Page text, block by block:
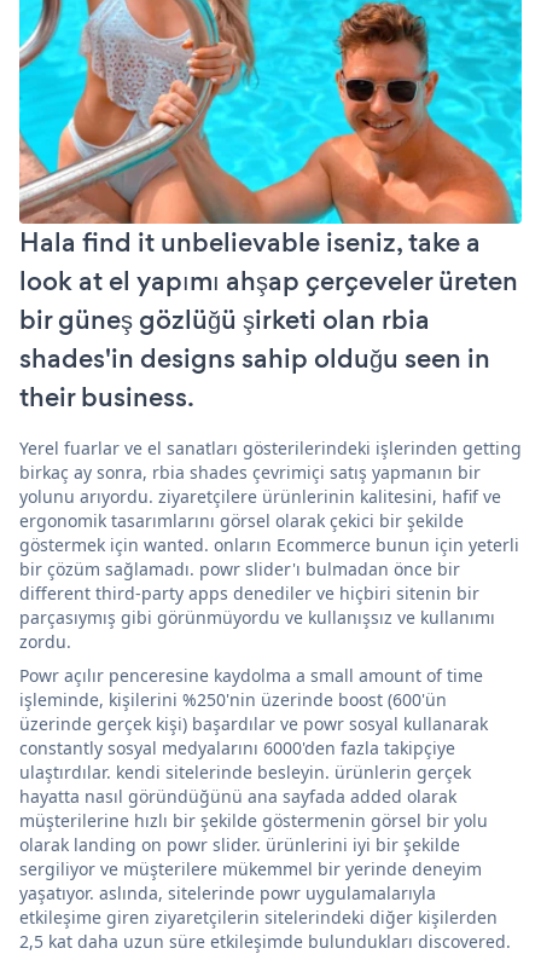
Hala find it unbelievable iseniz, take a
look at el yapımı ahşap çerçeveler üreten
bir güneş gözlüğü şirketi olan rbia
shades'in designs sahip olduğu seen in
their business.
Yerel fuarlar ve el sanatları gösterilerindeki işlerinden getting
birkaç ay sonra, rbia shades çevrimiçi satış yapmanın bir
yolunu arıyordu. ziyaretçilere ürünlerinin kalitesini, hafif ve
ergonomik tasarımlarını görsel olarak çekici bir şekilde
göstermek için wanted. onların Ecommerce bunun için yeterli
bir çözüm sağlamadı. powr slider'ı bulmadan önce bir
different third-party apps denediler ve hiçbiri sitenin bir
parçasıymış gibi görünmüyordu ve kullanışsız ve kullanımı
zordu.
Powr açılır penceresine kaydolma a small amount of time
işleminde, kişilerini %250'nin üzerinde boost (600'ün
üzerinde gerçek kişi) başardılar ve powr sosyal kullanarak
constantly sosyal medyalarını 6000'den fazla takipçiye
ulaştırdılar. kendi sitelerinde besleyin. ürünlerin gerçek
hayatta nasıl göründüğünü ana sayfada added olarak
müşterilerine hızlı bir şekilde göstermenin görsel bir yolu
olarak landing on powr slider. ürünlerini iyi bir şekilde
sergiliyor ve müşterilere mükemmel bir yerinde deneyim
yaşatıyor. aslında, sitelerinde powr uygulamalarıyla
etkileşime giren ziyaretçilerin sitelerindeki diğer kişilerden
2,5 kat daha uzun süre etkileşimde bulundukları discovered.